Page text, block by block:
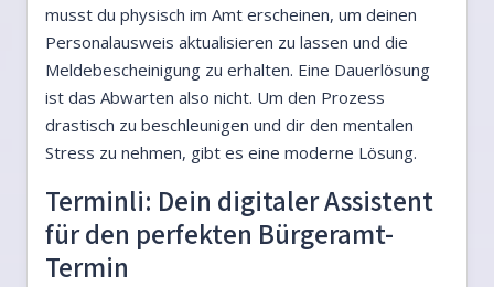
musst du physisch im Amt erscheinen, um deinen
Personalausweis aktualisieren zu lassen und die
Meldebescheinigung zu erhalten. Eine Dauerlösung
ist das Abwarten also nicht. Um den Prozess
drastisch zu beschleunigen und dir den mentalen
Stress zu nehmen, gibt es eine moderne Lösung.
Terminli: Dein digitaler Assistent
für den perfekten Bürgeramt-
Termin